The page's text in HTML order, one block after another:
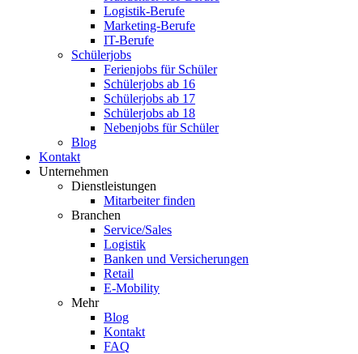
Logistik-Berufe
Marketing-Berufe
IT-Berufe
Schülerjobs
Ferienjobs für Schüler
Schülerjobs ab 16
Schülerjobs ab 17
Schülerjobs ab 18
Nebenjobs für Schüler
Blog
Kontakt
Unternehmen
Dienstleistungen
Mitarbeiter finden
Branchen
Service/Sales
Logistik
Banken und Versicherungen
Retail
E-Mobility
Mehr
Blog
Kontakt
FAQ